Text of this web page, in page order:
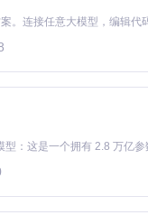
克隆项目：
和
录下的
用宽屏模式）
设为1，稳定后可关闭）